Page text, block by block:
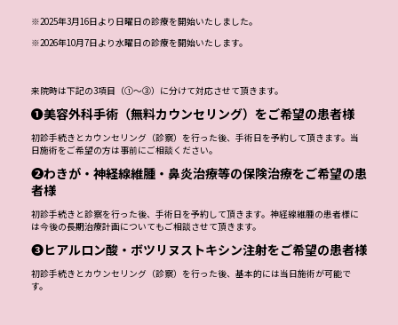
※2025年3月16日より日曜日の診療を開始いたしました。
※2026年10月7日より水曜日の診療を開始いたします。
来院時は下記の3項目（①～③）に分けて対応させて頂きます。
❶美容外科手術（無料カウンセリング）をご希望の患者様
初診手続きとカウンセリング（診察）を行った後、手術日を予約して頂きます。当
日施術をご希望の方は事前にご相談ください。
❷わきが・神経線維腫・鼻炎治療等の保険治療をご希望の患
者様
初診手続きと診察を行った後、手術日を予約して頂きます。神経線維腫の患者様に
は今後の長期治療計画についてもご相談させて頂きます。
❸ヒアルロン酸・ボツリヌストキシン注射をご希望の患者様
初診手続きとカウンセリング（診察）を行った後、基本的には当日施術が可能で
す。